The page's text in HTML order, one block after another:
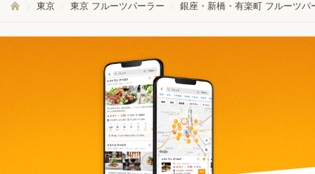
東京 東京 フルーツパーラー 銀座・新橋・有楽町 フルーツパ